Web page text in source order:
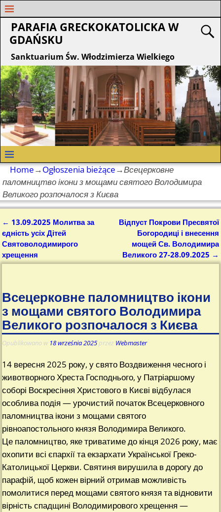
PARAFIA GRECKOKATOLICKA W
GDAŃSKU
Sanktuarium Św. Włodzimierza Wielkiego
Home→Ogłoszenia bieżące→Всецерковне
паломництво ікони з мощами святого Володимира
Великого розпочалося з Києва
Nawigacja
← 13.09.2025 Молитва за
єдність усіх Дітей
Святоволодимирого
хрещення
Відпуст Покрови Пресвятої
Богородиці і внесення
мощей Св. Володимира
Великого 27-28.09.2025 →
Всецерковне паломництво ікони
з мощами святого Володимира
Великого розпочалося з Києва
Opublikowano w 18 września 2025 przez Webmaster
14 вересня 2025 року, у свято Воздвиження чесного і
животворного Хреста Господнього, у Патріаршому
соборі Воскресіння Христового в Києві відбулася
особлива подія — урочистий початок Всецерковного
паломництва ікони з мощами святого
рівноапостольного князя Володимира Великого.
Це паломництво, яке триватиме до кінця 2026 року, має
охопити всі єпархії та екзархати Української Греко-
Католицької Церкви. Святиня вирушила в дорогу до
парафій, щоб кожен вірний отримав можливість
помолитися перед мощами святого князя та відновити
вірність спадщині Володимирового хрещення —